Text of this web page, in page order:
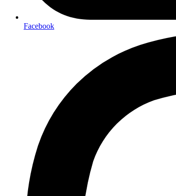
Facebook